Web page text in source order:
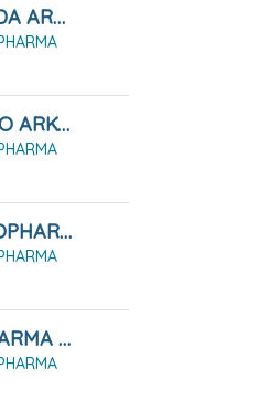
CASCARA SAGRADA ARKOPHARMA 50 CÁPSULAS DURAS
COLA DE CABALLO ARKOPHARMA 50 Cápsulas Duras
EQUINACEA ARKOPHARMA 50 CÁPSULAS DURAS
GINKGO ARKOPHARMA 200 CÁPSULAS DURAS